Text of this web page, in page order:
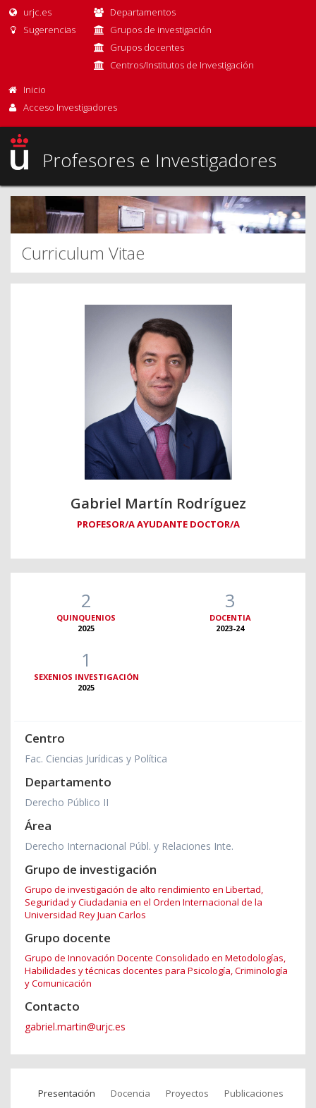
urjc.es
Sugerencias
Departamentos
Grupos de investigación
Grupos docentes
Centros/Institutos de Investigación
Inicio
Acceso Investigadores
Profesores e Investigadores
Curriculum Vitae
Gabriel Martín Rodríguez
PROFESOR/A AYUDANTE DOCTOR/A
2
QUINQUENIOS
2025
3
DOCENTIA
2023-24
1
SEXENIOS INVESTIGACIÓN
2025
Centro
Fac. Ciencias Jurídicas y Política
Departamento
Derecho Público II
Área
Derecho Internacional Públ. y Relaciones Inte.
Grupo de investigación
Grupo de investigación de alto rendimiento en Libertad,
Seguridad y Ciudadania en el Orden Internacional de la
Universidad Rey Juan Carlos
Grupo docente
Grupo de Innovación Docente Consolidado en Metodologías,
Habilidades y técnicas docentes para Psicología, Criminología
y Comunicación
Contacto
gabriel.martin@urjc.es
Presentación Docencia Proyectos Publicaciones